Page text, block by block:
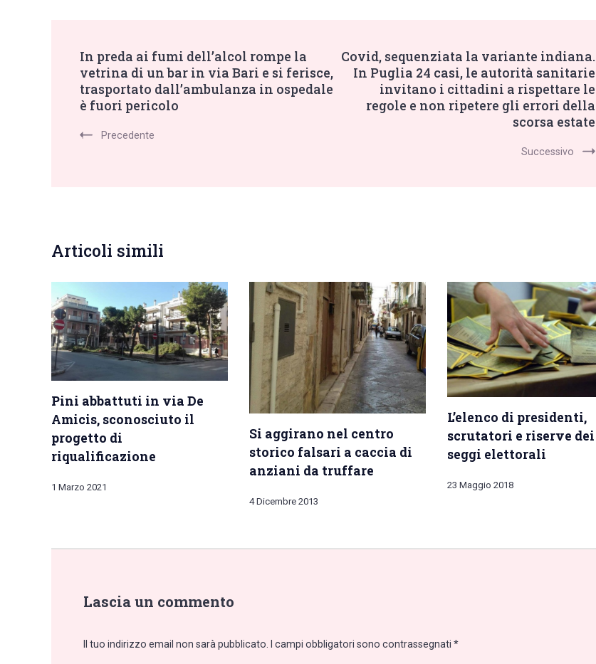
via
Emilia
Ponente
Post
Navigation
In preda ai fumi dell’alcol rompe la
vetrina di un bar in via Bari e si ferisce,
trasportato dall’ambulanza in ospedale
è fuori pericolo
Precedente
Covid, sequenziata la variante indiana.
In Puglia 24 casi, le autorità sanitarie
invitano i cittadini a rispettare le
regole e non ripetere gli errori della
scorsa estate
Successivo
Articoli simili
Pini abbattuti in via De
Amicis, sconosciuto il
progetto di
riqualificazione
1 Marzo 2021
Si aggirano nel centro
storico falsari a caccia di
anziani da truffare
4 Dicembre 2013
L’elenco di presidenti,
scrutatori e riserve dei
seggi elettorali
23 Maggio 2018
Lascia un commento
Il tuo indirizzo email non sarà pubblicato. I campi obbligatori sono contrassegnati *